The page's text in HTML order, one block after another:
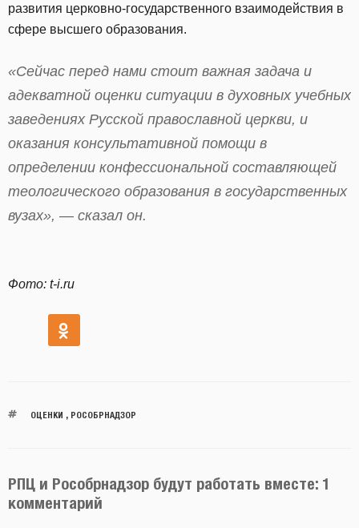
развития церковно-государственного взаимодействия в
сфере высшего образования.
«Сейчас перед нами стоит важная задача и
адекватной оценки ситуации в духовных учебных
заведениях Русской православной церкви, и
оказания консультативной помощи в
определении конфессиональной составляющей
теологического образования в государственных
вузах», — сказал он.
Фото: t-i.ru
ОЦЕНКИ , РОСОБРНАДЗОР
РПЦ и Рособрнадзор будут работать вместе: 1
комментарий